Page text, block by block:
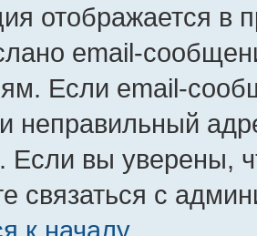
отображается в
email-
Если email-
неправильный
Если вы уверены,
связаться с
к началу